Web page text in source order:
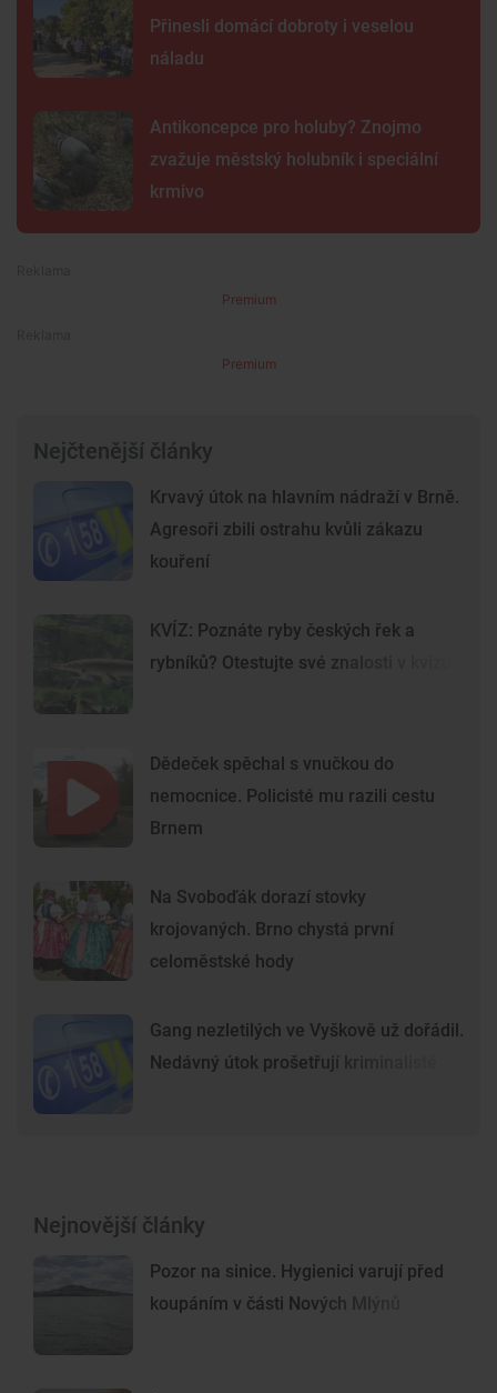
Přinesli domácí dobroty i veselou
náladu
Antikoncepce pro holuby? Znojmo
zvažuje městský holubník i speciální
krmivo
Premium
Premium
Nejčtenější články
Krvavý útok na hlavním nádraží v Brně.
Agresoři zbili ostrahu kvůli zákazu
kouření
KVÍZ: Poznáte ryby českých řek a
rybníků? Otestujte své znalosti v kvízu
Dědeček spěchal s vnučkou do
nemocnice. Policisté mu razili cestu
Brnem
Na Svoboďák dorazí stovky
krojovaných. Brno chystá první
celoměstské hody
Gang nezletilých ve Vyškově už dořádil.
Nedávný útok prošetřují kriminalisté
Nejnovější články
Pozor na sinice. Hygienici varují před
koupáním v části Nových Mlýnů